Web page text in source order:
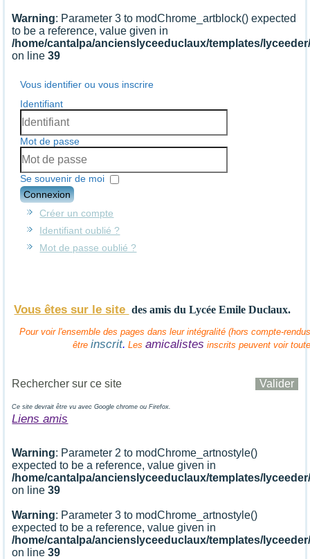
Warning: Parameter 3 to modChrome_artblock() expected
to be a reference, value given in
/home/cantalpa/ancienslyceeduclaux/templates/
on line39
Vous identifier ou vous inscrire
Identifiant
Mot de passe
Se souvenir de moi
Connexion
Créer un compte
Identifiant oublié ?
Mot de passe oublié ?
Vous êtes sur le site des amis du Lycée Emile Duclaux.
Pour voir l'ensemble des pages dans leur intégralité (hors compte-
être inscrit. Les amicalistes inscrits peuvent voir
Ce site devrait être vu avec Google chrome ou Firefox.
Liens amis
Warning: Parameter 2 to modChrome_artnostyle()
expected to be a reference, value given in
/home/cantalpa/ancienslyceeduclaux/templates/
on line39
Warning: Parameter 3 to modChrome_artnostyle()
expected to be a reference, value given in
/home/cantalpa/ancienslyceeduclaux/templates/
on line39